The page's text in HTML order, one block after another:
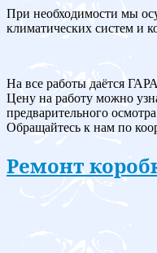
При необходимости мы
климатических систем и
На все работы даётся
Цену на работу можно
предварительного
Обращайтесь к нам по
Ремонт